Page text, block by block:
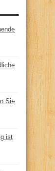
Sie
ist